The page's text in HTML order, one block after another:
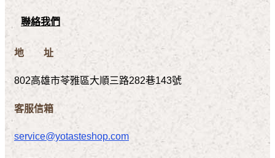
聯絡我們
地 址
802高雄市苓雅區大順三路282巷143號
客服信箱
service@yotasteshop.com